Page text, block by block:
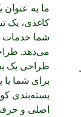
ما به
کاغذی، یک
شما خدمات
می‌دهد.
طراحی یک
برای شما یا
بسته‌بندی
اصلی و